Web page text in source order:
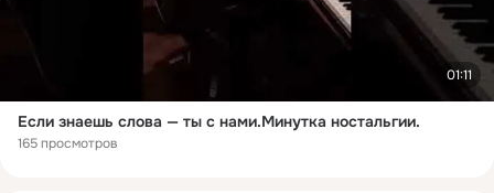
01:11
Если знаешь слова — ты с нами.Минутка ностальгии.
165 просмотров